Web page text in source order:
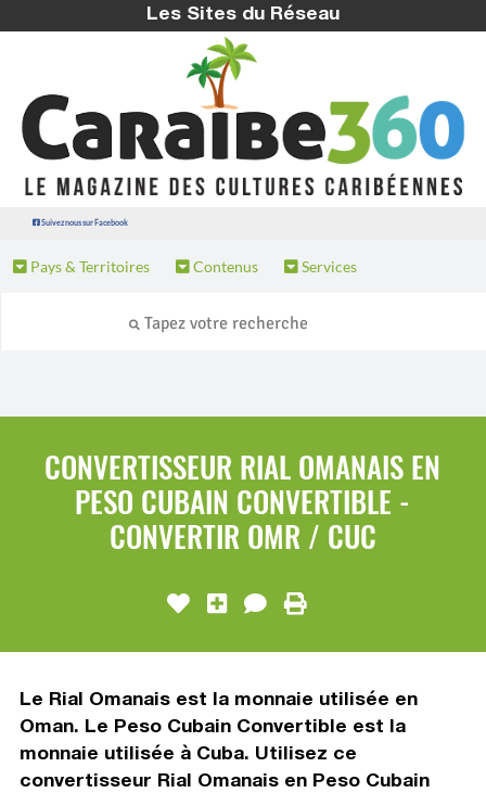
Les Sites du Réseau
Suivez nous sur Facebook
Pays & Territoires Contenus Services
CONVERTISSEUR RIAL OMANAIS EN
PESO CUBAIN CONVERTIBLE -
CONVERTIR OMR / CUC
Le Rial Omanais est la monnaie utilisée en
Oman. Le Peso Cubain Convertible est la
monnaie utilisée à Cuba. Utilisez ce
convertisseur Rial Omanais en Peso Cubain